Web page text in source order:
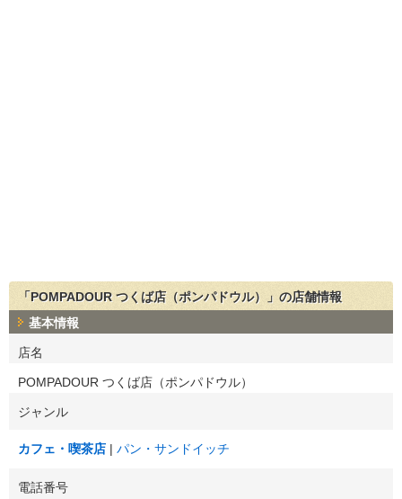
「POMPADOUR つくば店（ポンパドウル）」の店舗情報
基本情報
店名
POMPADOUR つくば店（ポンパドウル）
ジャンル
カフェ・喫茶店 パン・サンドイッチ
電話番号